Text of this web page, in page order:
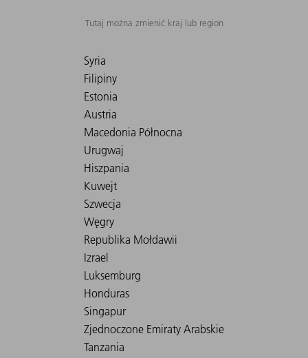
Tutaj można zmienić kraj lub region